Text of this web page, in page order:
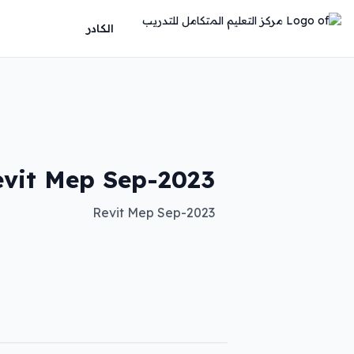
الكادر
Mep Sep-2023
Revit Mep Sep-2023